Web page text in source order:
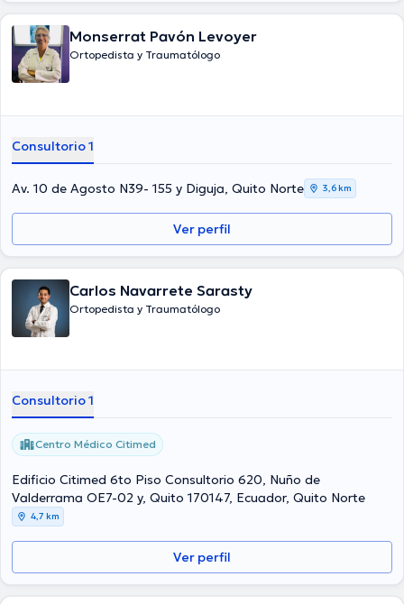
Monserrat Pavón Levoyer
Ortopedista y Traumatólogo
Consultorio 1
Av. 10 de Agosto N39- 155 y Diguja, Quito Norte 3,6 km
Ver perfil
Carlos Navarrete Sarasty
Ortopedista y Traumatólogo
Consultorio 1
Centro Médico Citimed
Edificio Citimed 6to Piso Consultorio 620, Nuño de
Valderrama OE7-02 y, Quito 170147, Ecuador, Quito Norte
4,7 km
Ver perfil